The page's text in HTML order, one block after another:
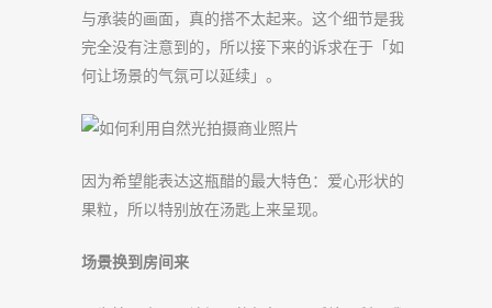
与承装的画面，真的搭不太起来。这个细节是我
完全没有注意到的，所以接下来的诉求在于「如
何让场景的气氛可以延续」。
因为希望能表达这瓶醋的最大特色：爱心形状的
果粒，所以特别放在汤匙上来呈现。
场景换到房间来